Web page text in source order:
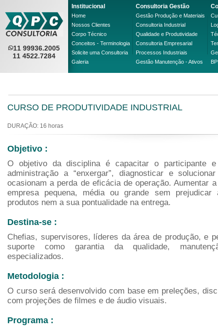
11 99936.2005
11 4522.7284
Institucional
Home
Nossos Clientes
Corpo Técnico
Conceitos - Terminologia
Solicite uma Consultoria
Galeria
Consultoria Gestão
Gestão Produção e Materiais
Consultoria Industrial
Qualidade e Produtividade
Consultoria Empresarial
Processos Industriais
Gestão Manutenção - Ativos
CURSO DE PRODUTIVIDADE INDUSTRIAL
DURAÇÃO: 16 horas
Objetivo :
O objetivo da disciplina é capacitar o participante
administração a “enxergar”, diagnosticar e
ocasionam a perda de eficácia de operação. Aumentar
empresa pequena, média ou grande sem prejudicar
produtos nem a sua pontualidade na entrega.
Destina-se :
Chefias, supervisores, líderes da área de produção, e
suporte como garantia da qualidade,
especializados.
Metodologia :
O curso será desenvolvido com base em preleções,
com projeções de filmes e de áudio visuais.
Programa :